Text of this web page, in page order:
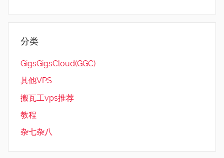
分类
GigsGigsCloud(GGC)
其他VPS
搬瓦工vps推荐
教程
杂七杂八